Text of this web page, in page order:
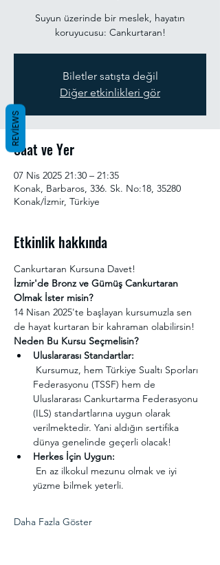
Suyun üzerinde bir meslek, hayatın
koruyucusu: Cankurtaran!
Biletler satışta değil
Diğer etkinlikleri gör
Saat ve Yer
07 Nis 2025 21:30 – 21:35
Konak, Barbaros, 336. Sk. No:18, 35280
Konak/İzmir, Türkiye
Etkinlik hakkında
Cankurtaran Kursuna Davet!
İzmir'de Bronz ve Gümüş Cankurtaran
Olmak İster misin?
14 Nisan 2025'te başlayan kursumuzla sen
de hayat kurtaran bir kahraman olabilirsin!
Neden Bu Kursu Seçmelisin?
Uluslararası Standartlar:
Federasyonu (TSSF) hem de
Uluslararası Cankurtarma Federasyonu
(ILS) standartlarına uygun olarak
verilmektedir. Yani aldığın sertifika
dünya genelinde geçerli olacak!
Herkes İçin Uygun:
yüzme bilmek yeterli.
Daha Fazla Göster
REVIEWS